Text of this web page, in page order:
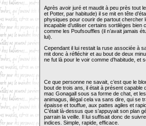
Après avoir juré et maudit à peu près tout
et Potter, par habitude) il se mit en tête
physiques pour courir de partout chercher
incapable d’utiliser certains sortilèges
comme les Poufsouffles (il n’avait jamais
lui).
Cependant il lui restait la ruse associée à
mit donc à réfléchir et au bout de deux
ne fut là pour le voir comme d’habitude, et
Ce que personne ne savait, c’est que le
bout de trois ans, il était à présent capable
mac Gonagall sous sa forme de chat, et
animagus, illégal cela va sans dire, qui se
épaisse et touffue, aux pattes agiles et
C’était là-dessus que s’appuyait son plan
parrain la veille. Il lui suffisait donc de
indices. Simple, rapide, efficace.